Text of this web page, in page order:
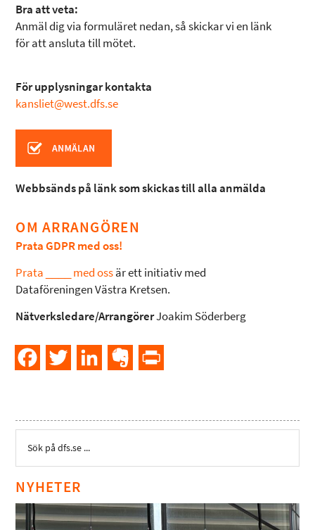
Bra att veta:
Anmäl dig via formuläret nedan, så skickar vi en länk
för att ansluta till mötet.
För upplysningar kontakta
kansliet@west.dfs.se
Webbsänds på länk som skickas till alla anmälda
OM ARRANGÖREN
Prata GDPR med oss!
Prata ____ med ossär ett initiativ med
Dataföreningen Västra Kretsen.
Nätverksledare/ArrangörerJoakim Söderberg
FacebookTwitter LinkedInEvernote
NYHETER